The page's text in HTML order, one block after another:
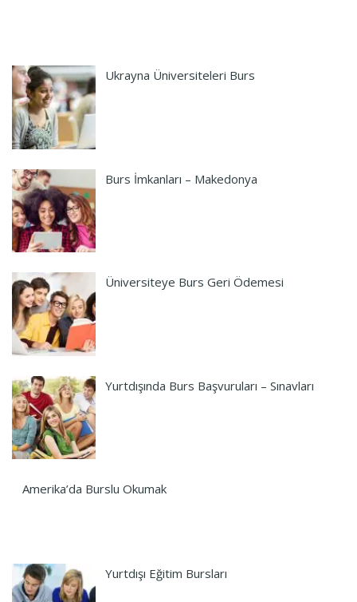
Ukrayna Üniversiteleri Burs
Burs İmkanları – Makedonya
Üniversiteye Burs Geri Ödemesi
Yurtdışında Burs Başvuruları – Sınavları
Amerika’da Burslu Okumak
Yurtdışı Eğitim Bursları